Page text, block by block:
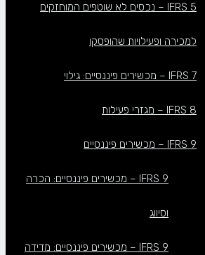
IFRS 5 – נכסים לא שוטפים המוחזקים
למכירה ופעילויות שהופסקו
IFRS 7 – מכשירים פיננסיים: גילוי
IFRS 8 – מגזרי פעילות
IFRS 9 – מכשירים פיננסיים
IFRS 9 – מכשירים פיננסיים: הכרה
וסיווג
IFRS 9 – מכשירים פיננסיים: מדידה